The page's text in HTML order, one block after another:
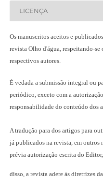
LICENÇA
Os manuscritos aceitos e
revista Olho d'água, respeitando-
respectivos autores.
É vedada a submissão integral ou
periódico, exceto com a
responsabilidade do conteúdo dos
A tradução para dos artigos para
já publicados na revista , em
prévia autorização escrita do
disso, a revista adere às diretrizes da